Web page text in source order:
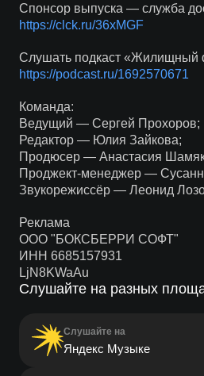
Спонсор выпуска — служба
https://clck.ru/36xMGF
Слушать подкаст «Жилищный
https://podcast.ru/1692570671
Команда:
Ведущий — Сергей Прохоров;
Редактор — Юлия Зайкова;
Продюсер — Анастасия
Проджект-менеджер —
Звукорежиссёр — Леонид
Реклама
ООО "БОКСБЕРРИ СОФТ"
ИНН 6685157931
LjN8KWaAu
Слушайте на разных
Слушайте на
Яндекс Музыке